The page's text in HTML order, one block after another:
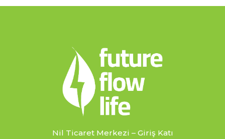
Nil Ticaret Merkezi – Giriş Katı